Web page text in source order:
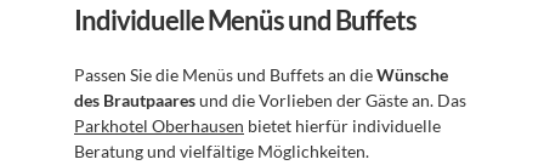
Individuelle Menüs und Buffets
Passen Sie die Menüs und Buffets an die Wünsche
des Brautpaares
Parkhotel Oberhausen bietet hierfür individuelle
Beratung und vielfältige Möglichkeiten.